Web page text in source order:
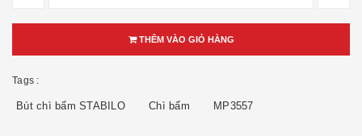
THÊM VÀO GIỎ HÀNG
Tags :
Bút chì bấm STABILO Chì bấm MP3557